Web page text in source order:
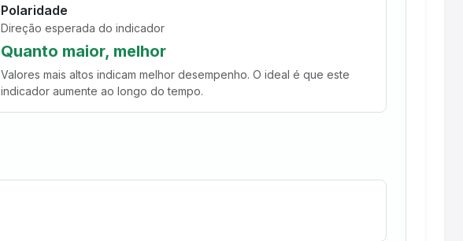
Polaridade
Direção esperada do indicador
Quanto maior, melhor
Valores mais altos indicam melhor desempenho. O ideal é que este
indicador aumente ao longo do tempo.